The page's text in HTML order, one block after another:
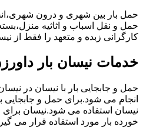
حمل بار بین شهری و درون
حمل و نقل اسباب و اثاثیه
کارگرانی زبده و متعهد را فقط از
خدمات نیسان بار
حمل و جابجایی بار با نیسان در
نیسان استفاده می شود.نیسان
خورده بار مورد استفاده قرار می